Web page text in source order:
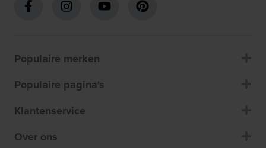
Populaire merken
Populaire pagina's
Klantenservice
Over ons